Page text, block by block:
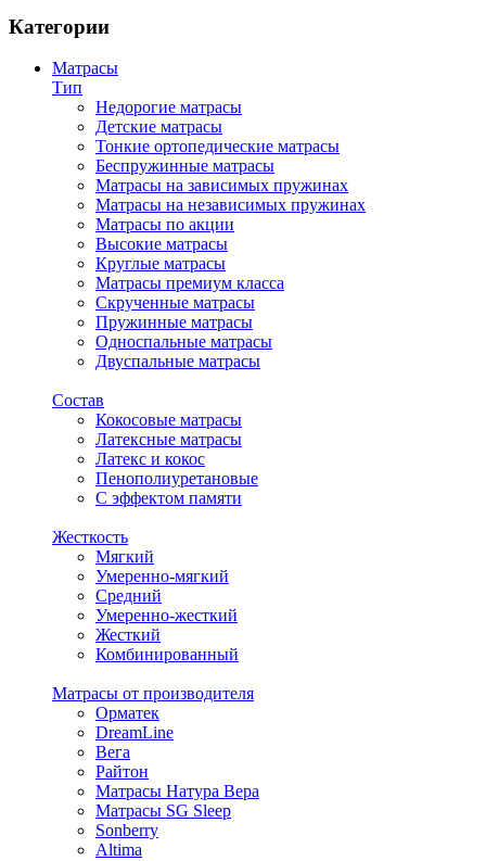
Категории
Матрасы
Тип
Недорогие матрасы
Детские матрасы
Тонкие ортопедические матрасы
Беспружинные матрасы
Матрасы на зависимых пружинах
Матрасы на независимых пружинах
Матрасы по акции
Высокие матрасы
Круглые матрасы
Матрасы премиум класса
Скрученные матрасы
Пружинные матрасы
Односпальные матрасы
Двуспальные матрасы
Состав
Кокосовые матрасы
Латексные матрасы
Латекс и кокос
Пенополиуретановые
С эффектом памяти
Жесткость
Мягкий
Умеренно-мягкий
Средний
Умеренно-жесткий
Жесткий
Комбинированный
Матрасы от производителя
Орматек
DreamLine
Вега
Райтон
Матрасы Натура Вера
Матрасы SG Sleep
Sonberry
Altima